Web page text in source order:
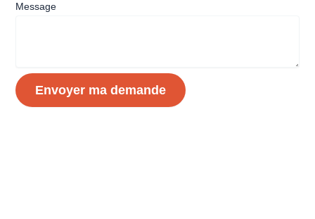
Nom
Message
Envoyer ma demande